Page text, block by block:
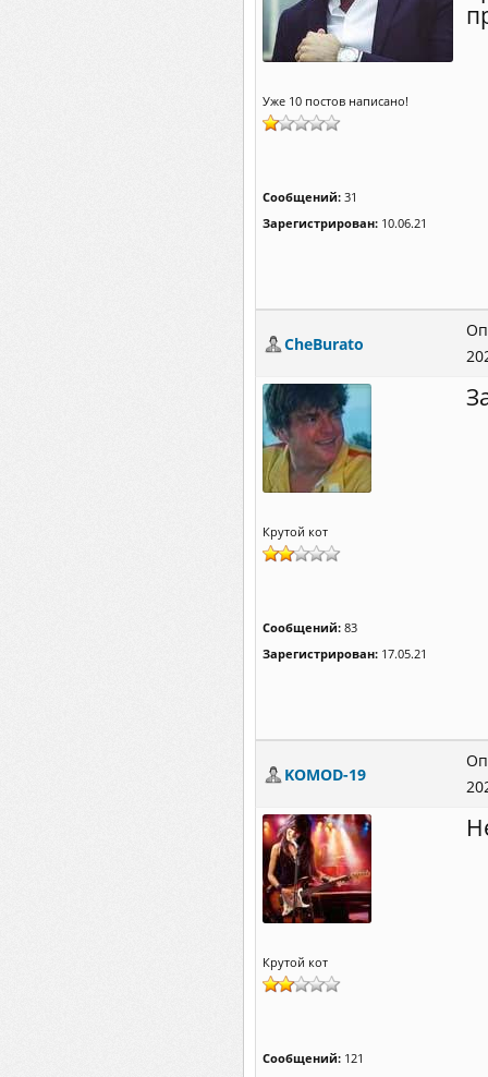
Уже 10 постов написано!
Сообщений: 31
Зарегистрирован: 10.06.21
CheBurato
Крутой кот
Сообщений: 83
Зарегистрирован: 17.05.21
KOMOD-19
Крутой кот
Сообщений: 121